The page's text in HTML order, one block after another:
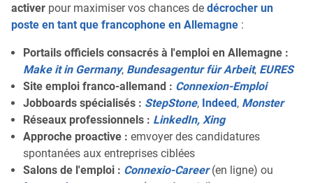
activer pour maximiser vos chances de décrocher un
poste en tant que francophone en Allemagne :
Portails officiels consacrés à l'emploi en Allemagne :
Make it in Germany, Bundesagentur für Arbeit, EURES
Site emploi franco-allemand : Connexion-Emploi
Jobboards spécialisés : StepStone, Indeed, Monster
Réseaux professionnels : LinkedIn, Xing
Approche proactive : emvoyer des candidatures
spontanées aux entreprises ciblées
Salons de l'emploi : Connexio-Career(en ligne) ou